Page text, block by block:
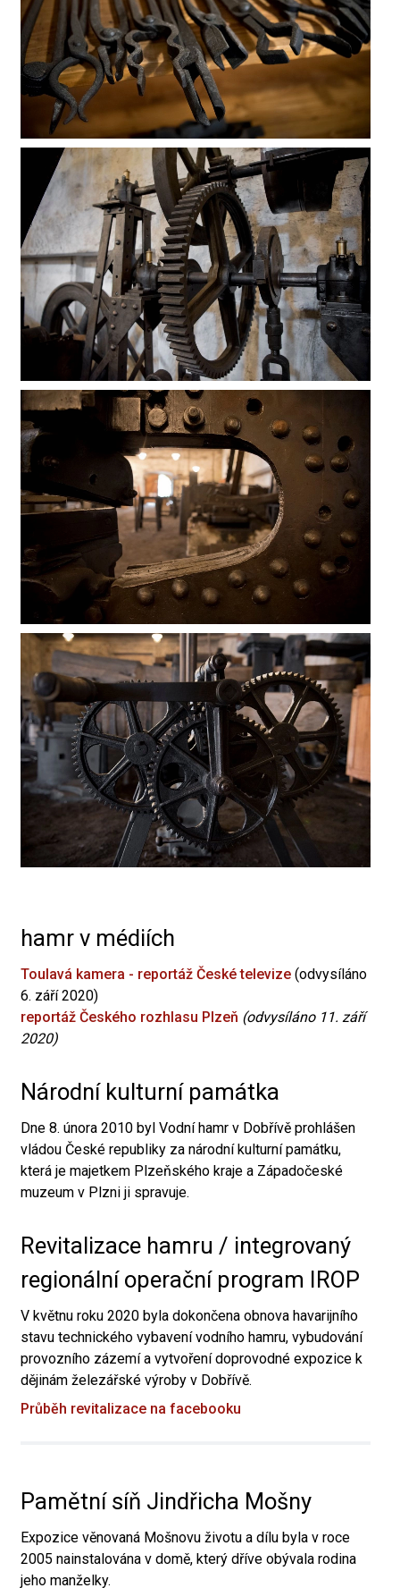
hamr v médiích
Toulavá kamera - reportáž České televize (odvysíláno
6. září 2020)
reportáž Českého rozhlasu Plzeň (odvysíláno 11. září
2020)
Národní kulturní památka
Dne 8. února 2010 byl Vodní hamr v Dobřívě prohlášen
vládou České republiky za národní kulturní památku,
která je majetkem Plzeňského kraje a Západočeské
muzeum v Plzni ji spravuje.
Revitalizace hamru / integrovaný
regionální operační program IROP
V květnu roku 2020 byla dokončena obnova havarijního
stavu technického vybavení vodního hamru, vybudování
provozního zázemí a vytvoření doprovodné expozice k
dějinám železářské výroby v Dobřívě.
Průběh revitalizace na facebooku
Pamětní síň Jindřicha Mošny
Expozice věnovaná Mošnovu životu a dílu byla v roce
2005 nainstalována v domě, který dříve obývala rodina
jeho manželky.